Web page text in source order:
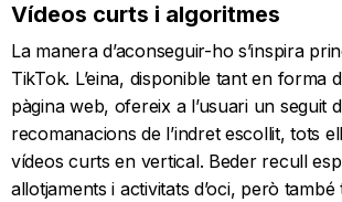
Vídeos curts i algoritmes
La manera d’aconseguir-ho s’inspira
TikTok. L’eina, disponible tant en forma
pàgina web, ofereix a l’usuari un seguit
recomanacions de l’indret escollit, tots
vídeos curts en vertical. Beder recull
allotjaments i activitats d’oci, però